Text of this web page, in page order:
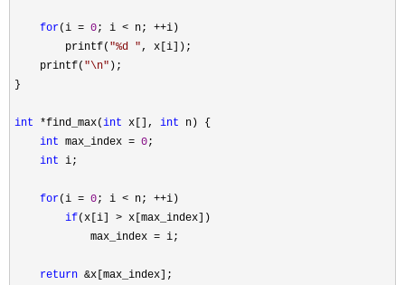
for(i = 0; i < n; ++i)
        printf(
"%d ", x[i]);
    printf(
"\n" );
}
int *find_max(int x[], int n) {
int max_index = 0;
int i;
for(i = 0; i < n; ++i)
if(x[i] > x[max_index])
            max_index
= i;
return &x[max_index];